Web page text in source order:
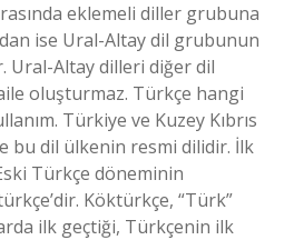
eklemeli diller grubuna
ise Ural-Altay dil grubunun
Ural-Altay dilleri diğer dil
oluşturmaz. Türkçe hangi
Türkiye ve Kuzey Kıbrıs
bu dil ülkenin resmi dilidir. İlk
Türkçe döneminin
Köktürkçe, “Türk”
ilk geçtiği, Türkçenin ilk